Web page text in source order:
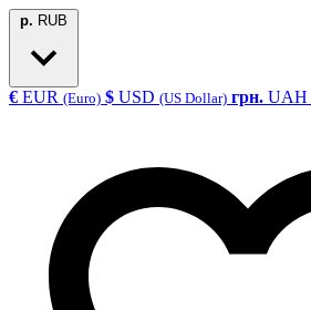
р. RUB
€ EUR (Euro) $ USD (US Dollar) грн. UAH